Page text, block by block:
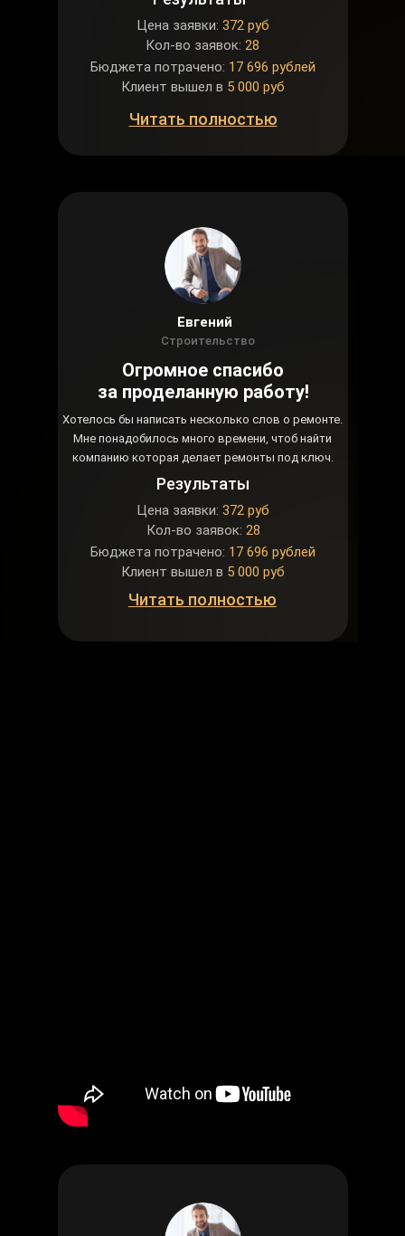
Читать полностью
Клиент вышел в 5 000 руб
Кол-во заявок: 28
Цена заявки: 372 руб
Бюджета потрачено: 17 696 рублей
Евгений
Строительство
Огромное спасибо
за проделанную работу!
Хотелось бы написать несколько слов о ремонте.
Мне понадобилось много времени, чтоб найти
компанию которая делает ремонты под ключ.
Читать полностью
Результаты
Клиент вышел в 5 000 руб
Кол-во заявок: 28
Цена заявки: 372 руб
Бюджета потрачено: 17 696 рублей